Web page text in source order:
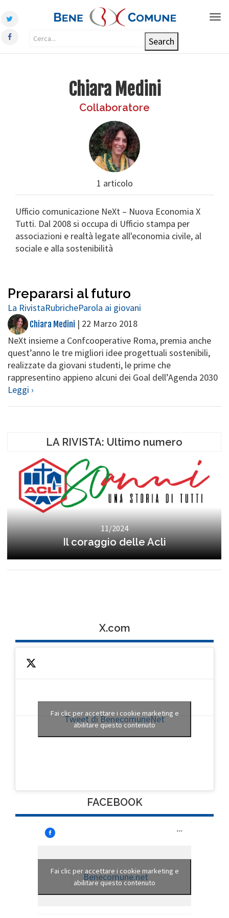
Chiara Medini
Collaboratore
1 articolo
Ufficio comunicazione NeXt – Nuova Economia X
Tutti. Dal 2008 si occupa di Ufficio stampa per
associazioni e realtà legate all'economia civile, al
sociale e alla sostenibilità
Prepararsi al futuro
La RivistaRubricheParola ai giovani
Chiara Medini | 22 Marzo 2018
NeXt insieme a Confcooperative Roma, premia anche
quest’anno le tre migliori idee progettuali sostenibili,
realizzate da giovani studenti, le prime che
rappresentino appieno alcuni dei Goal dell’Agenda 2030
Leggi ›
LA RIVISTA: Ultimo numero
11/2024
Il coraggio delle Acli
X.com
Tweet di BenecomuneNet
Fai clic per accettare i cookie marketing e
abilitare questo contenuto
FACEBOOK
Benecomune.net
Fai clic per accettare i cookie marketing e
abilitare questo contenuto